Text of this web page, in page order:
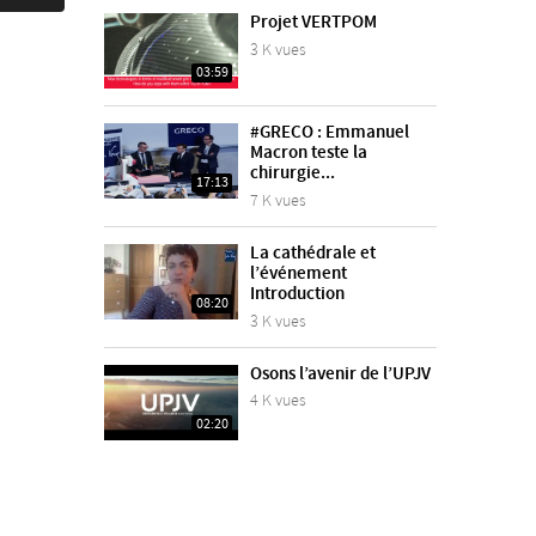
03:59
Projet VERTPOM
3 K vues
17:13
#GRECO : Emmanuel
Macron teste la
chirurgie...
7 K vues
08:20
La cathédrale et
l’événement
Introduction
3 K vues
02:20
Osons l’avenir de l’UPJV
4 K vues